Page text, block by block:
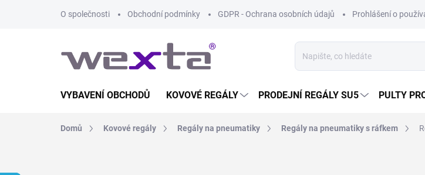
O společnosti Obchodní podmínky GDPR - Ochrana osobních údajů Prohlášení o
VYBAVENÍ OBCHODŮ KOVOVÉ REGÁLY PRODEJNÍ REGÁLY SU5 PULTY
Domů Kovové regály Regály na pneumatiky Regály na pneumatiky s ráfkem